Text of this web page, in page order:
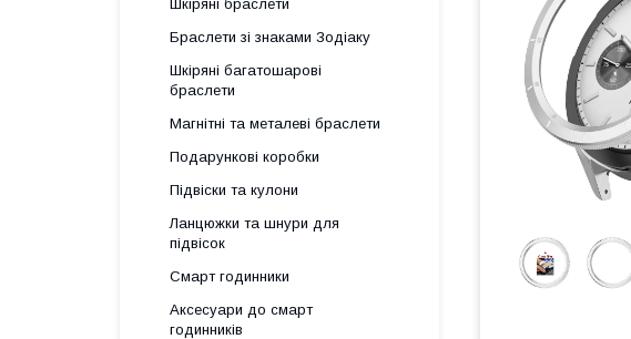
Шкіряні браслети
Браслети зі знаками Зодіаку
Шкіряні багатошарові
браслети
Магнітні та металеві браслети
Подарункові коробки
Підвіски та кулони
Ланцюжки та шнури для
підвісок
Смарт годинники
Аксесуари до смарт
годинників